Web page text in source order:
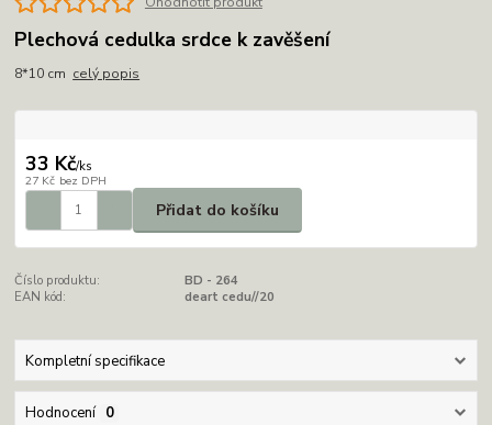
Plechová cedulka srdce k zavěšení
8*10 cm celý popis
33 Kč/ks
27 Kč bez DPH
Přidat do košíku
Číslo produktu:
BD - 264
EAN kód:
deart cedu//20
Kompletní specifikace
Hodnocení 0